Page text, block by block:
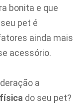
bonita e que
pet é
ainda mais
acessório.
a
do seu pet?